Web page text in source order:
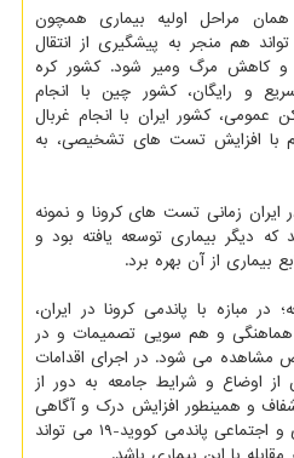
مراحل اولیه بیماری همچون
هم منجر به پیشگیری از انتقال
و کاهش مرگ ومیر شود. کشور کره
و رایگان، کشور چین با انجام
عمومی، کشور ایران با انجام غربال
با افزایش تست های تشخیصی، به
زمانی تست های کرونا و نمونه
دیگر بیماری توسعه یافته بود و
بیماری از آن بهره برد.
در مبازه با پاندمی کرونا در ایران،
هماهنگی و هم سویی تصمیمات و در
مشاهده می شود. در اجرای اقدامات
اوضاع و شرایط جامعه به دور از
و همینطور افزایش درک و آگاهی
مردم از بحران و اثرات اقتصادی و اجتماعی پاندمی کووید-۱۹ می تواند